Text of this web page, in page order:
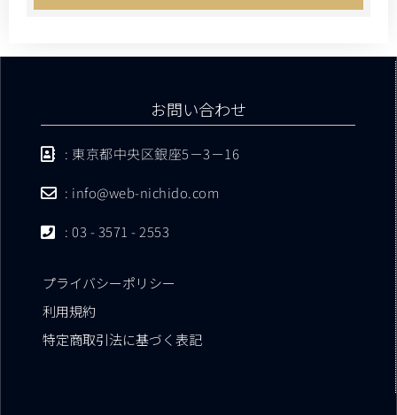
お問い合わせ
: 東京都中央区銀座5－3－16
: info@web-nichido.com
: 03 - 3571 - 2553
プライバシーポリシー
利用規約
特定商取引法に基づく表記